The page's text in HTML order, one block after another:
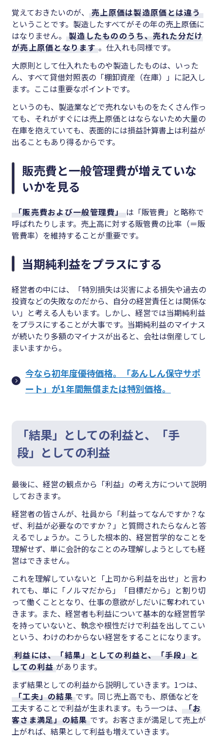
覚えておきたいのが、
売上原価は製造原価とは違う
ということです。製造したすべてがその年の売上原価に
はなりません。
製造したもののうち、売れた分だけ
が売上原価となります 。仕入れも同様です。
大原則として仕入れたものや製造したものは、いった
ん、すべて貸借対照表の「棚卸資産（在庫）」に記入し
ます。ここは重要なポイントです。
というのも、製造業などで売れないものをたくさん作っ
ても、それがすぐには売上原価とはならないため大量の
在庫を抱えていても、表面的には損益計算書上は利益が
出ることもあり得るからです。
販売費と一般管理費が増えていな
いかを見る
「販売費および一般管理費」 は「販管費」と略称で
呼ばれたりします。売上高に対する販管費の比率（＝販
管費率）を維持することが重要です。
当期純利益をプラスにする
経営者の中には、「特別損失は災害による損失や過去の
投資などの失敗なのだから、自分の経営責任とは関係な
い」と考える人もいます。しかし、経営では当期純利益
をプラスにすることが大事です。当期純利益のマイナス
が続いたり多額のマイナスが出ると、会社は倒産してし
まいますから。
今なら初年度優待価格。「あんしん保守サポ
ート」が1年間無償または特別価格。
「結果」としての利益と、「手
段」としての利益
最後に、経営の観点から「利益」の考え方について説明
しておきます。
経営者の皆さんが、社員から「利益ってなんですか？な
ぜ、利益が必要なのですか？」と質問されたらなんと答
えるでしょうか。こうした根本的、経営哲学的なことを
理解せず、単に会計的なことのみ理解しようとしても経
営はできません。
これを理解していないと「上司から利益を出せ」と言わ
れても、単に「ノルマだから」「目標だから」と割り切
って働くこととなり、仕事の意欲がしだいに奪われてい
きます。また、経営者も利益について基本的な経営哲学
を持っていないと、執念や根性だけで利益を出してこい
という、わけのわからない経営をすることになります。
利益には、「結果」としての利益と、「手段」と
しての利益 があります。
まず結果としての利益から説明していきます。 1つは、
「工夫」の結果 です。同じ売上高でも、原価などを
工夫することで利益が生まれます。もう一つは、
「お
客さま満足」の結果 です。お客さまが満足して売上が
上がれば、結果として利益も増えていきます。